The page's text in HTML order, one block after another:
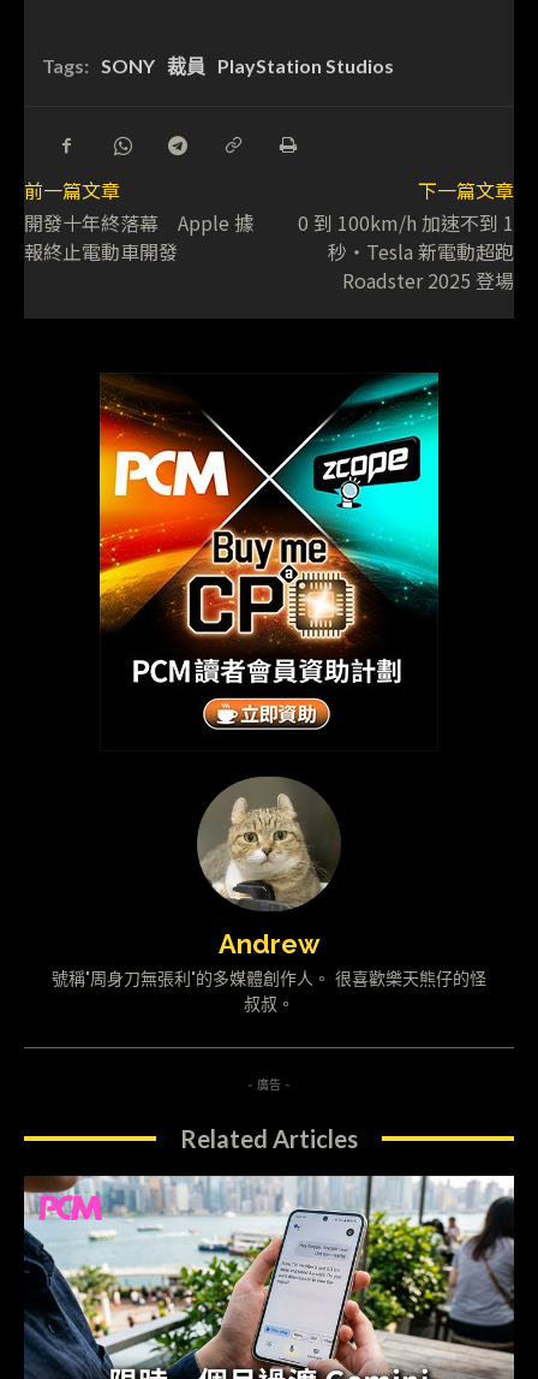
Tags: SONY 裁員 PlayStation Studios
前一篇文章
開發十年終落幕 Apple 據
報終止電動車開發
下一篇文章
0 到 100km/h 加速不到 1
秒・Tesla 新電動超跑
Roadster 2025 登場
Andrew
號稱"周身刀無張利"的多媒體創作人。 很喜歡樂天熊仔的怪
叔叔。
- 廣告 -
Related Articles